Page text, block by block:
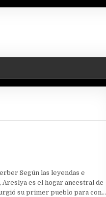
Según las leyendas e
es el hogar ancestral de
su primer pueblo para con…